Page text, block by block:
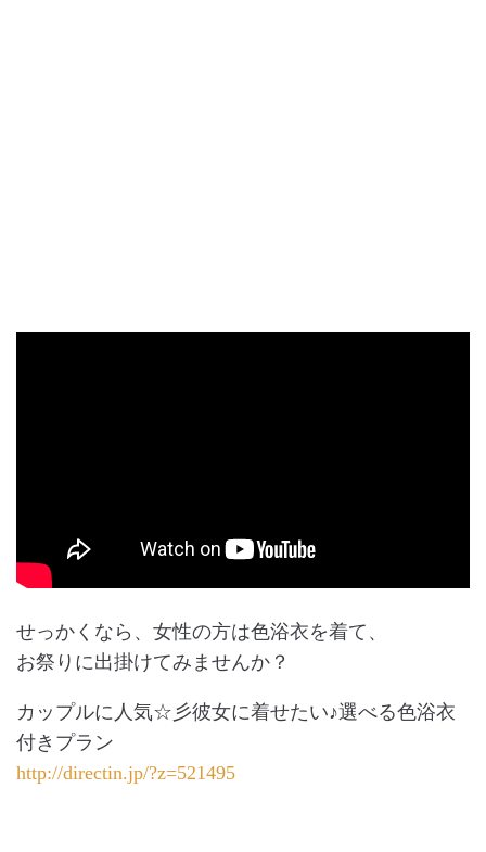
せっかくなら、女性の方は色浴衣を着て、
お祭りに出掛けてみませんか？
カップルに人気☆彡彼女に着せたい♪選べる色浴衣
付きプラン
http://directin.jp/?z=521495